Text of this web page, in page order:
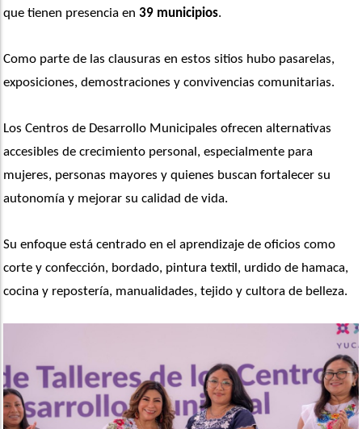
que tienen presencia en 39 municipios.
Como parte de las clausuras en estos sitios hubo pasarelas,
exposiciones, demostraciones y convivencias comunitarias.
Los Centros de Desarrollo Municipales ofrecen alternativas
accesibles de crecimiento personal, especialmente para
mujeres, personas mayores y quienes buscan fortalecer su
autonomía y mejorar su calidad de vida.
Su enfoque está centrado en el aprendizaje de oficios como
corte y confección, bordado, pintura textil, urdido de hamaca,
cocina y repostería, manualidades, tejido y cultora de belleza.